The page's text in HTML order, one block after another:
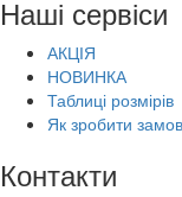
Наші сервіси
АКЦІЯ
НОВИНКА
Таблиці розмірів
Як зробити
Контакти